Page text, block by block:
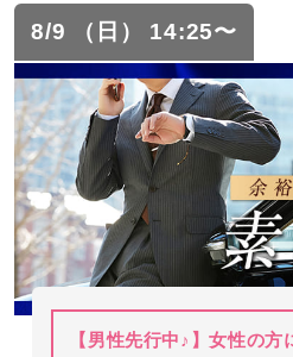
8/9 （日） 14:25〜
【男性先行中♪】女性の